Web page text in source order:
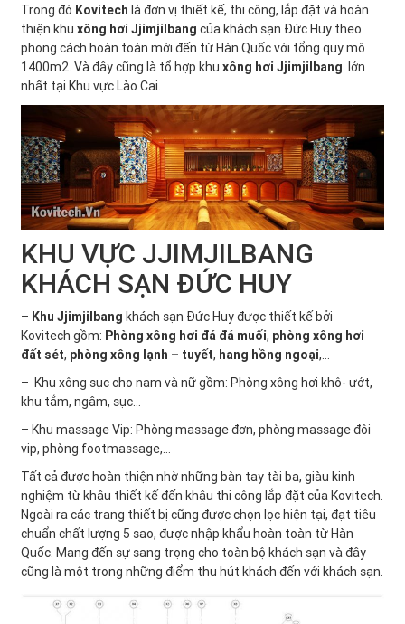
Trong đó Kovitech là đơn vị thiết kế, thi công, lắp đặt và hoàn
thiện khu xông hơi Jjimjilbang của khách sạn Đức Huy theo
phong cách hoàn toàn mới đến từ Hàn Quốc với tổng quy mô
1400m2. Và đây cũng là tổ hợp khu xông hơi Jjimjilbang lớn
nhất tại Khu vực Lào Cai.
KHU VỰC JJIMJILBANG
KHÁCH SẠN ĐỨC HUY
– Khu Jjimjilbang khách sạn Đức Huy được thiết kế bởi
Kovitech gồm: Phòng xông hơi đá đá muối, phòng xông hơi
đất sét, phòng xông lạnh – tuyết, hang hồng ngoại,…
– Khu xông sục cho nam và nữ gồm: Phòng xông hơi khô- ướt,
khu tắm, ngâm, sục…
– Khu massage Vip: Phòng massage đơn, phòng massage đôi
vip, phòng footmassage,…
Tất cả được hoàn thiện nhờ những bàn tay tài ba, giàu kinh
nghiệm từ khâu thiết kế đến khâu thi công lắp đặt của Kovitech.
Ngoài ra các trang thiết bị cũng được chọn lọc hiện tại, đạt tiêu
chuẩn chất lượng 5 sao, được nhập khẩu hoàn toàn từ Hàn
Quốc. Mang đến sự sang trọng cho toàn bộ khách sạn và đây
cũng là một trong những điểm thu hút khách đến với khách sạn.